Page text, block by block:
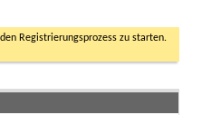
Registrierungsprozess zu starten.